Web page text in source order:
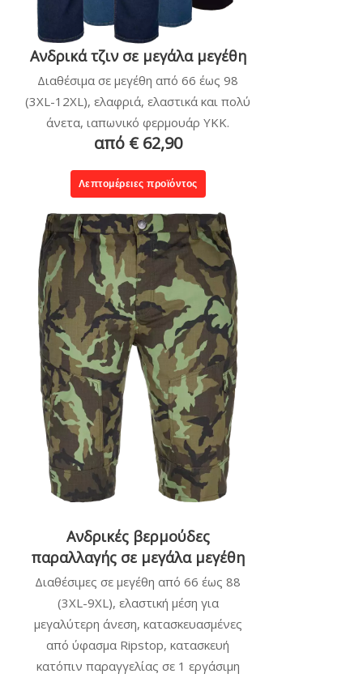
Ανδρικά τζιν σε μεγάλα μεγέθη
Διαθέσιμα σε μεγέθη από 66 έως 98
(3XL-12XL), ελαφριά, ελαστικά και πολύ
άνετα, ιαπωνικό φερμουάρ YKK.
από € 62,90
Λεπτομέρειες προϊόντος
Ανδρικές βερμούδες
παραλλαγής σε μεγάλα μεγέθη
Διαθέσιμες σε μεγέθη από 66 έως 88
(3XL-9XL), ελαστική μέση για
μεγαλύτερη άνεση, κατασκευασμένες
από ύφασμα Ripstop, κατασκευή
κατόπιν παραγγελίας σε 1 εργάσιμη